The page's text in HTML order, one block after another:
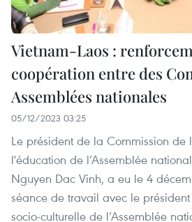
Vietnam-Laos :
coopération entre des
Assemblées nationales
05/12/2023 03:25
Le président de la Commission de
l'éducation de l’Assemblée
Nguyen Dac Vinh, a eu le 4
séance de travail avec le
socio-culturelle de l’Assemblée